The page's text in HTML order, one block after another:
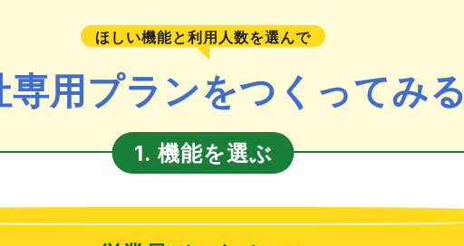
ほしい機能と利用人数を選んで
専用プランをつくってみる
1. 機能を選ぶ